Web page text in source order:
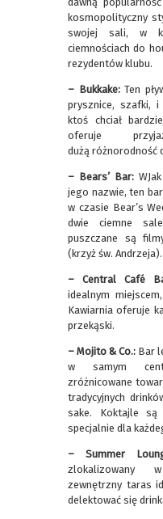
kosmopolityczny
swojej sali, w
ciemnościach do
rezydentów klubu.
– Bukkake:Ten
prysznice, szafki,
ktoś chciał
oferuje
dużą różnorodność
– Bears’ Bar:
jego nazwie, ten
w czasie Bear’s
dwie ciemne
puszczane są
(krzyż św. Andrzeja).
– Central Café
idealnym
Kawiarnia oferuje
przekąski.
– Mojito & Co.: Bar
w samym
zróżnicowane
tradycyjnych
sake. Koktajle są
specjalnie dla
– Summer
zlokalizowany
zewnętrzny taras
delektować się